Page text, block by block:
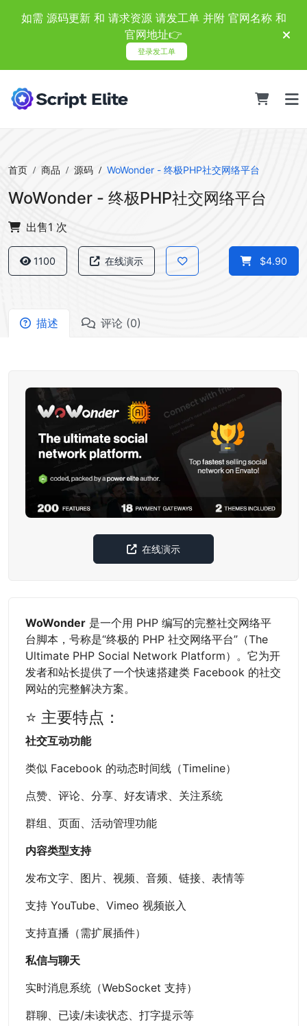
如需 源码更新 和 请求资源 请发工单 并附 官网名称 和
官网地址👉
登录发工单
首页 商品 源码 WoWonder - 终极PHP社交网络平台
WoWonder - 终极PHP社交网络平台
出售1 次
1100 在线演示 $4.90
描述 评论 (0)
在线演示
WoWonder 是一个用 PHP 编写的完整社交网络平
台脚本，号称是“终极的 PHP 社交网络平台”（The
Ultimate PHP Social Network Platform）。它为开
发者和站长提供了一个快速搭建类 Facebook 的社交
网站的完整解决方案。
⭐ 主要特点：
社交互动功能
类似 Facebook 的动态时间线（Timeline）
点赞、评论、分享、好友请求、关注系统
群组、页面、活动管理功能
内容类型支持
发布文字、图片、视频、音频、链接、表情等
支持 YouTube、Vimeo 视频嵌入
支持直播（需扩展插件）
私信与聊天
实时消息系统（WebSocket 支持）
群聊、已读/未读状态、打字提示等